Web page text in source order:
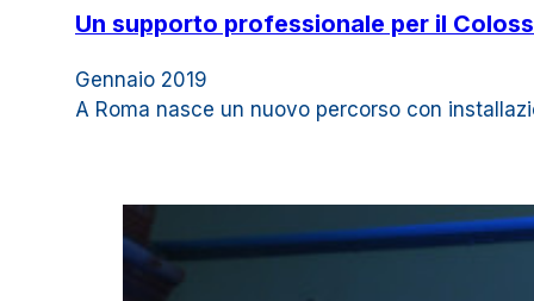
Un supporto professionale per il
Gennaio 2019
A Roma nasce un nuovo percorso con